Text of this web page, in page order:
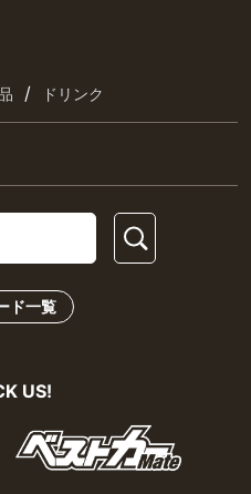
/ ドリンク
ド一覧
US!